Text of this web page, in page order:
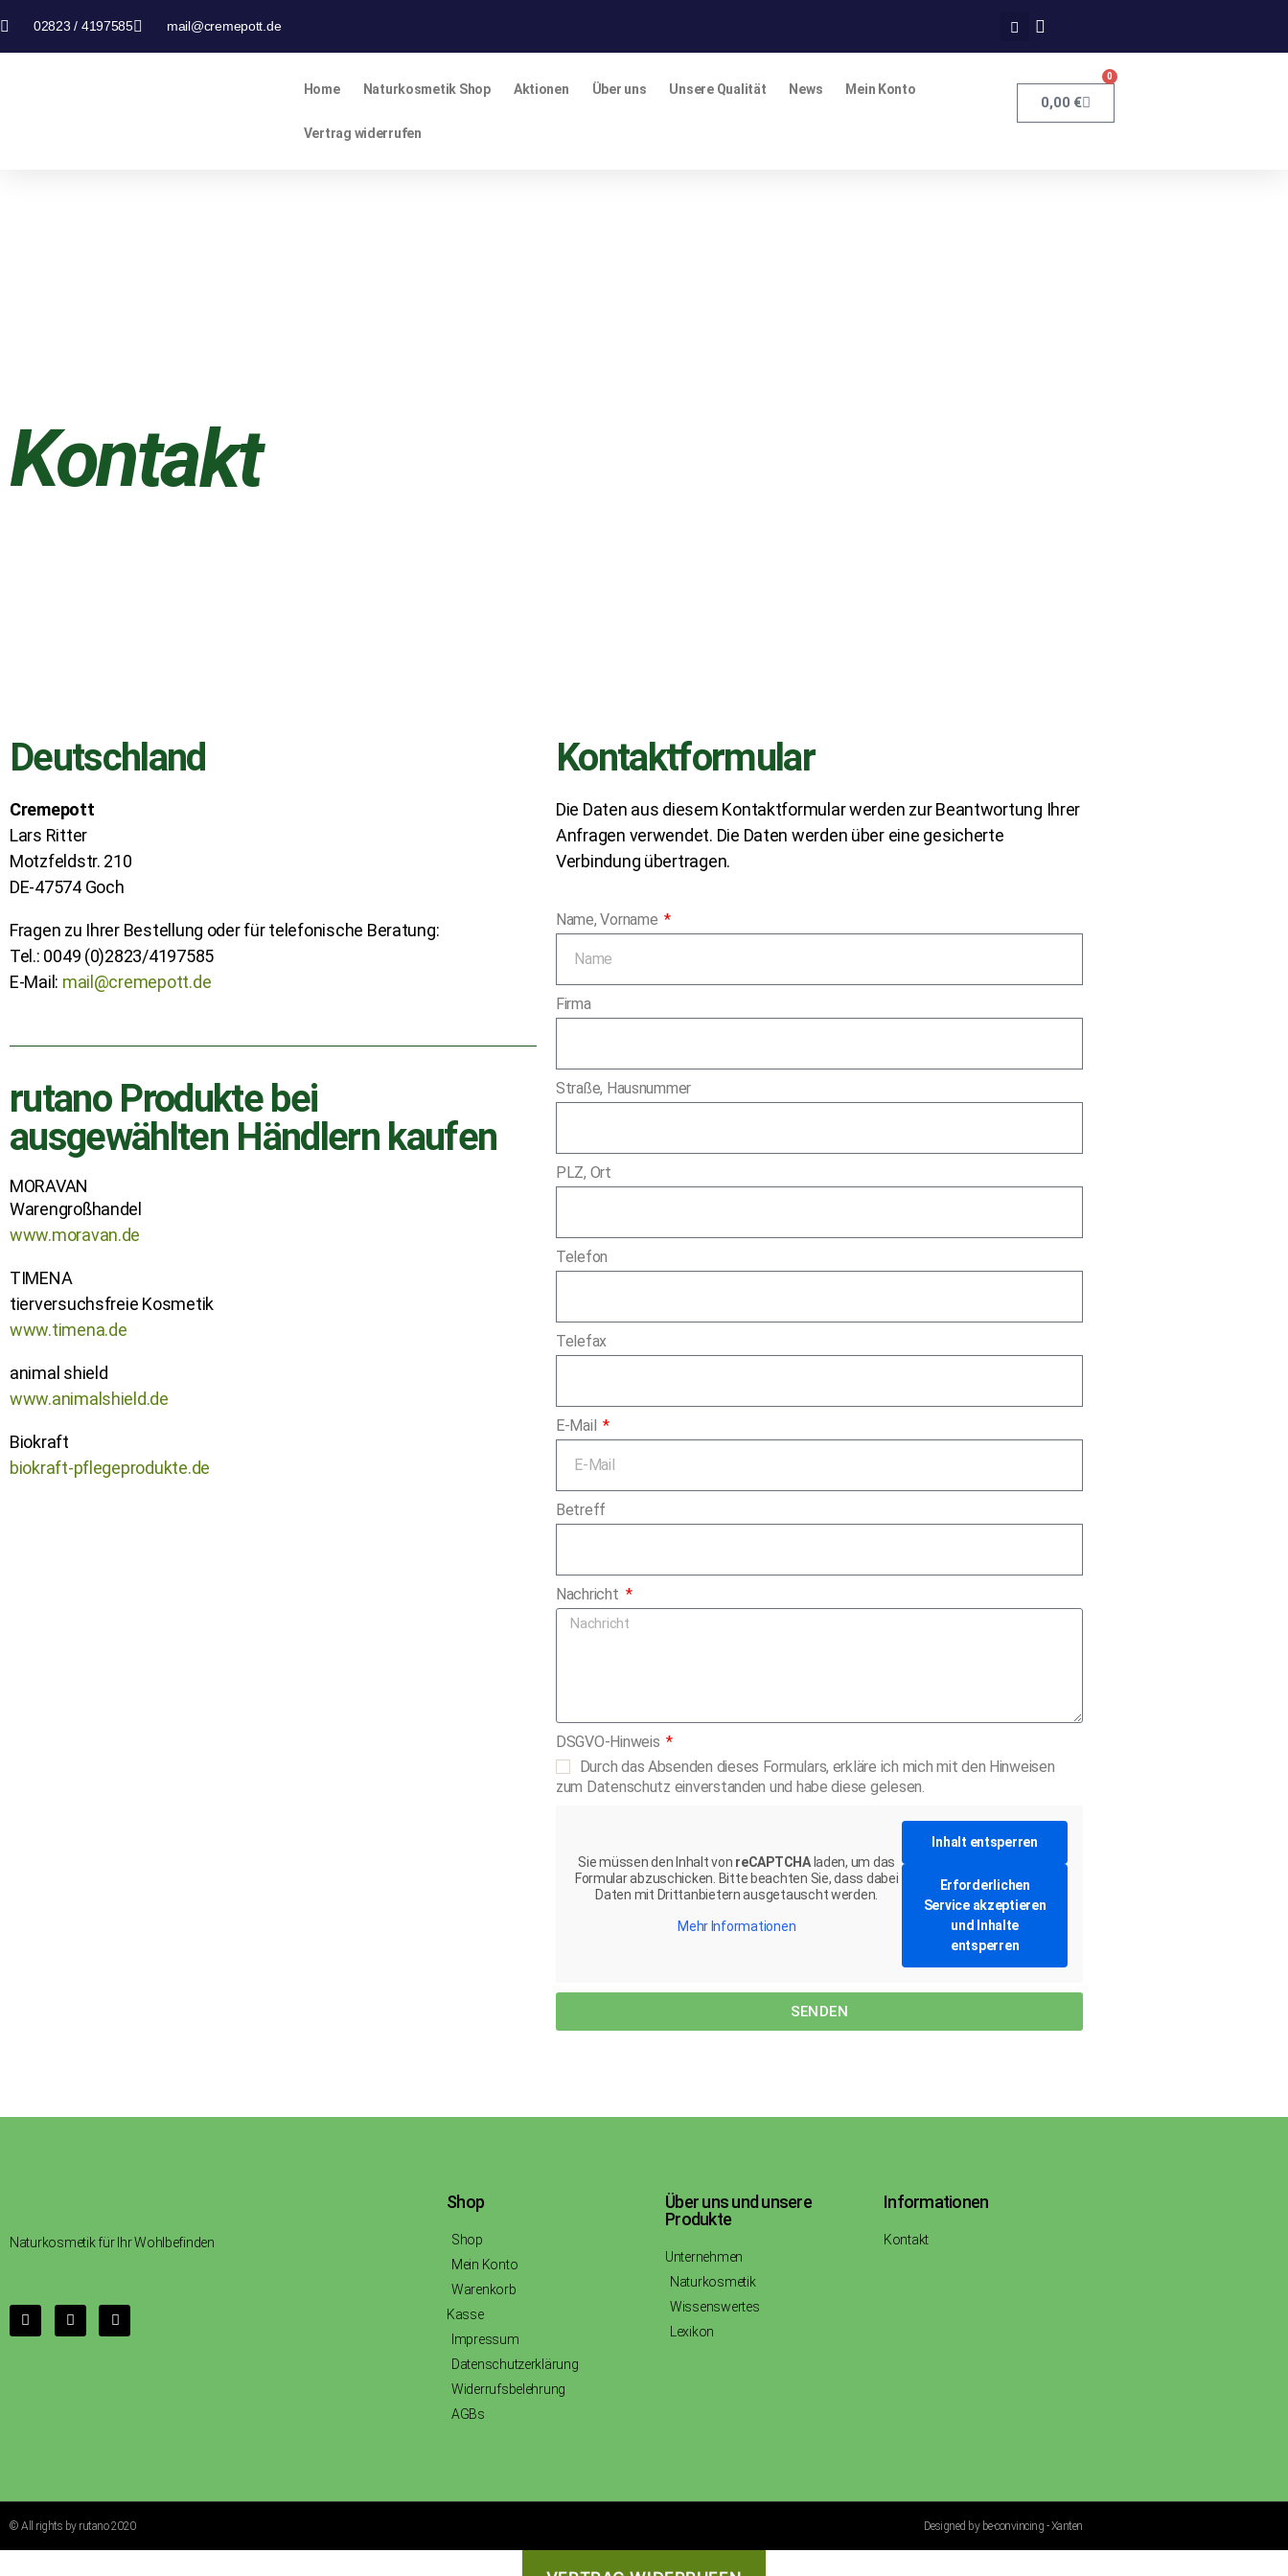
02823 / 4197585 mail@cremepott.de
Home Naturkosmetik Shop Aktionen Über uns Unsere Qualität News Mein Konto
Vertrag widerrufen
0,00 €
0
Kontakt
Deutschland
Cremepott
Lars Ritter
Motzfeldstr. 210
DE-47574 Goch
Fragen zu Ihrer Bestellung oder für telefonische Beratung:
Tel.: 0049 (0)2823/4197585
E-Mail: mail@cremepott.de
rutano Produkte bei
ausgewählten Händlern kaufen
MORAVAN
Warengroßhandel
www.moravan.de
TIMENA
tierversuchsfreie Kosmetik
www.timena.de
animal shield
www.animalshield.de
Biokraft
biokraft-pflegeprodukte.de
Kontaktformular
Die Daten aus diesem Kontaktformular werden zur Beantwortung Ihrer
Anfragen verwendet. Die Daten werden über eine gesicherte
Verbindung übertragen.
Name, Vorname
Firma
Straße, Hausnummer
PLZ, Ort
Telefon
Telefax
E-Mail
Betreff
Nachricht
DSGVO-Hinweis
Durch das Absenden dieses Formulars, erkläre ich mich mit den Hinweisen
zum Datenschutz einverstanden und habe diese gelesen.
Sie müssen den Inhalt von reCAPTCHAladen, um das
Formular abzuschicken. Bitte beachten Sie, dass dabei
Daten mit Drittanbietern ausgetauscht werden.
Mehr Informationen
Inhalt entsperren
Erforderlichen
Service akzeptieren
und Inhalte
entsperren
SENDEN
Naturkosmetik für Ihr Wohlbefinden
Shop
Shop
Mein Konto
Warenkorb
Kasse
Impressum
Datenschutzerklärung
Widerrufsbelehrung
AGBs
Über uns und unsere
Produkte
Unternehmen
Naturkosmetik
Wissenswertes
Lexikon
Informationen
Kontakt
© All rights by rutano 2020 Designed by be-convincing - Xanten